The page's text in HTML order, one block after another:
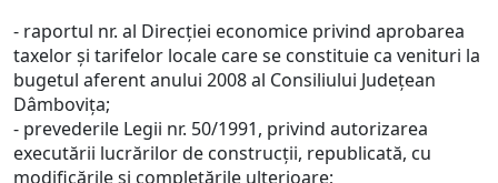
- raportul nr. al Direcţiei economice privind aprobarea
taxelor şi tarifelor locale care se constituie ca venituri la
bugetul aferent anului 2008 al Consiliului Judeţean
Dâmboviţa;
- prevederile Legii nr. 50/1991, privind autorizarea
executării lucrărilor de construcţii, republicată, cu
modificările şi completările ulterioare;